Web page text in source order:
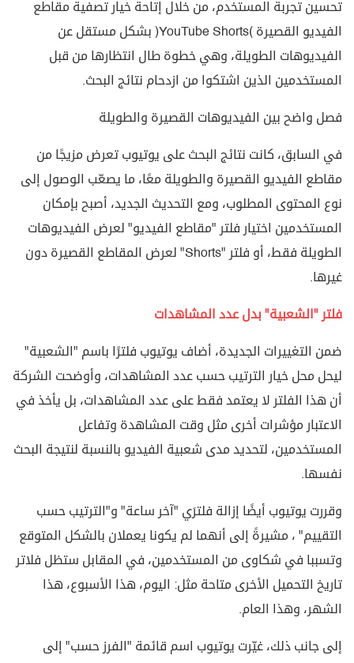
تحسين تجربة المستخدم، من خلال إتاحة خيار تصفية مقاطع
الفيديو القصيرة (YouTube Shorts) بشكل مستقل عن
الفيديوهات الطويلة، وهي خطوة طال انتظارها من قبل
المستخدمين الذين اشتكوا من ازدحام نتائج البحث.
فصل واضح بين الفيديوهات القصيرة والطويلة
في السابق، كانت نتائج البحث على يوتيوب تعرض مزيجًا من
مقاطع الفيديو القصيرة والطويلة معًا، ما يصعّب الوصول إلى
نوع المحتوى المطلوب، ومع التحديث الجديد، أصبح بإمكان
المستخدمين اختيار فلتر "مقاطع الفيديو" لعرض الفيديوهات
الطويلة فقط، أو فلتر "Shorts" لعرض المقاطع القصيرة دون
غيرها.
فلتر "الشعبية" بدل عدد المشاهدات
ضمن التغييرات الجديدة، أضاف يوتيوب فلترًا باسم "الشعبية"
ليحل محل خيار الترتيب حسب عدد المشاهدات، وأوضحت الشركة
أن هذا الفلتر لا يعتمد فقط على عدد المشاهدات، بل يأخذ في
الاعتبار مؤشرات أخرى مثل وقت المشاهدة وتفاعل
المستخدمين، لتحديد مدى شعبية الفيديو بالنسبة لنتيجة البحث
نفسها.
وقررت يوتيوب أيضًا إزالة فلترَي "آخر ساعة" و"الترتيب حسب
التقييم" ، مشيرةً إلى أنهما لم يكونا يعملان بالشكل المتوقع
وتسببا في شكاوى من المستخدمين، في المقابل ستظل فلاتر
تاريخ التحميل الأخرى متاحة مثل: اليوم، هذا الأسبوع، هذا
الشهر، وهذا العام.
إلى جانب ذلك، غيّرت يوتيوب اسم قائمة "الفرز حسب" إلى